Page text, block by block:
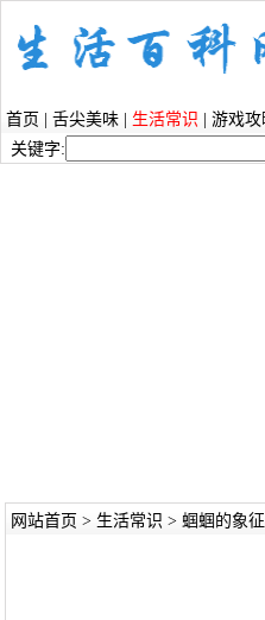
首页 舌尖美味 生活常识 游戏攻
关键字:
网站首页 > 生活常识 > 蝈蝈的象